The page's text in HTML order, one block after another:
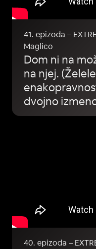
41. epizoda –
Maglico
Dom ni na
na njej.
dvojno
40. epizoda –